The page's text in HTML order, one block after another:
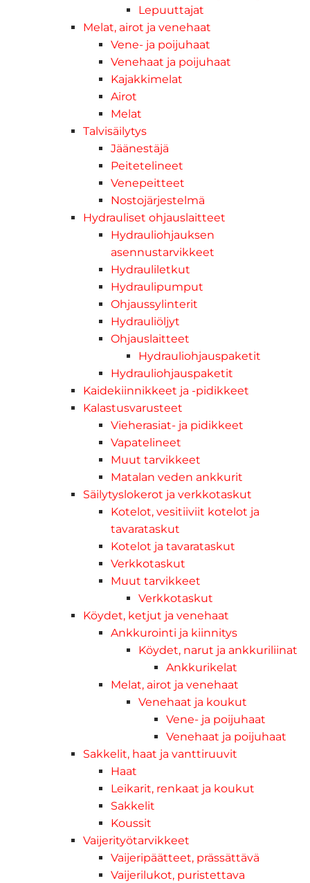
Lepuuttajat
Melat, airot ja venehaat
Vene- ja poijuhaat
Venehaat ja poijuhaat
Kajakkimelat
Airot
Melat
Talvisäilytys
Jäänestäjä
Peitetelineet
Venepeitteet
Nostojärjestelmä
Hydrauliset ohjauslaitteet
Hydrauliohjauksen
asennustarvikkeet
Hydrauliletkut
Hydraulipumput
Ohjaussylinterit
Hydrauliöljyt
Ohjauslaitteet
Hydrauliohjauspaketit
Hydrauliohjauspaketit
Kaidekiinnikkeet ja -pidikkeet
Kalastusvarusteet
Vieherasiat- ja pidikkeet
Vapatelineet
Muut tarvikkeet
Matalan veden ankkurit
Säilytyslokerot ja verkkotaskut
Kotelot, vesitiiviit kotelot ja
tavarataskut
Kotelot ja tavarataskut
Verkkotaskut
Muut tarvikkeet
Verkkotaskut
Köydet, ketjut ja venehaat
Ankkurointi ja kiinnitys
Köydet, narut ja ankkuriliinat
Ankkurikelat
Melat, airot ja venehaat
Venehaat ja koukut
Vene- ja poijuhaat
Venehaat ja poijuhaat
Sakkelit, haat ja vanttiruuvit
Haat
Leikarit, renkaat ja koukut
Sakkelit
Koussit
Vaijerityötarvikkeet
Vaijeripäätteet, prässättävä
Vaijerilukot, puristettava